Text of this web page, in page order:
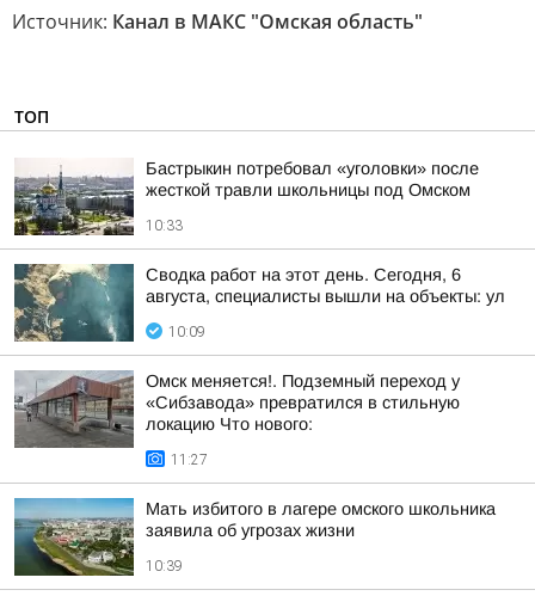
Источник: Канал в МАКС "Омская область"
ТОП
Бастрыкин потребовал «уголовки» после
жесткой травли школьницы под Омском
10:33
Сводка работ на этот день. Сегодня, 6
августа, специалисты вышли на объекты: ул
10:09
Омск меняется!. Подземный переход у
«Сибзавода» превратился в стильную
локацию Что нового:
11:27
Мать избитого в лагере омского школьника
заявила об угрозах жизни
10:39